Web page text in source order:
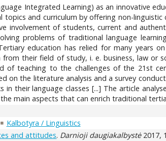
Integrated Learning) as an innovative
topics and curriculum by offering non-
involvement of students, current and
problems of traditional language
education has relied for many years
from their field of study, i. e. business, law or
of teaching to the challenges of the 21st
on the literature analysis and a survey
in their language classes [...] The article
main aspects that can enrich traditional
Kalbotyra / Linguistics
and attitudes. Darnioji daugiakalbystė2017,